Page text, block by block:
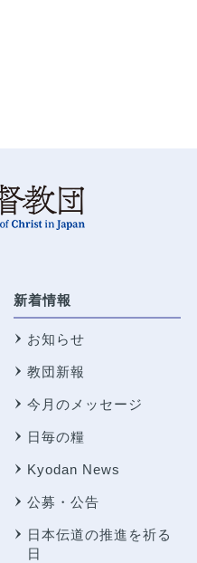
新着情報
お知らせ
教団新報
今月のメッセージ
日毎の糧
Kyodan News
公募・公告
日本伝道の推進を祈る
日